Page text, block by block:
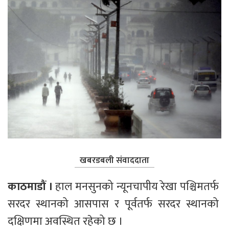
खबरडबली संवाददाता
काठमाडौं । हाल मनसुनको न्यूनचापीय रेखा पश्चिमतर्फ
सरदर स्थानको आसपास र पूर्वतर्फ सरदर स्थानको
दक्षिणमा अवस्थित रहेको छ ।